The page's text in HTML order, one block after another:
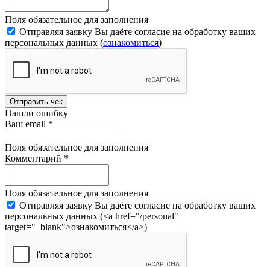
Поля обязательное для заполнения
Отправляя заявку Вы даёте согласие на обработку ваших
персональных данных (ознакомиться)
Отправить чек
Нашли ошибку
Ваш email *
Поля обязательное для заполнения
Комментарий *
Поля обязательное для заполнения
Отправляя заявку Вы даёте согласие на обработку ваших
персональных данных (<a href="/personal"
target="_blank">ознакомиться</a>)